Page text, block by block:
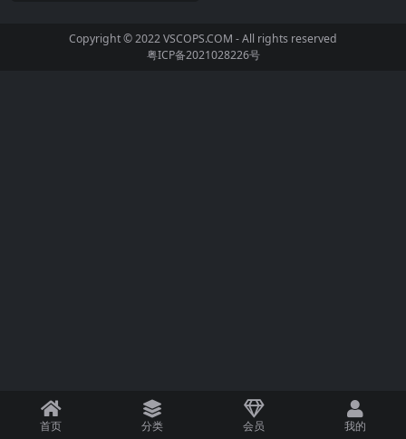
Copyright © 2022VSCOPS.COM - All rights reserved
粤ICP备2021028226号
首页 分类 会员 我的